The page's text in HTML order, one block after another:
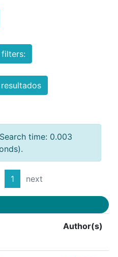
time: 0.003
1 next
Author(s)